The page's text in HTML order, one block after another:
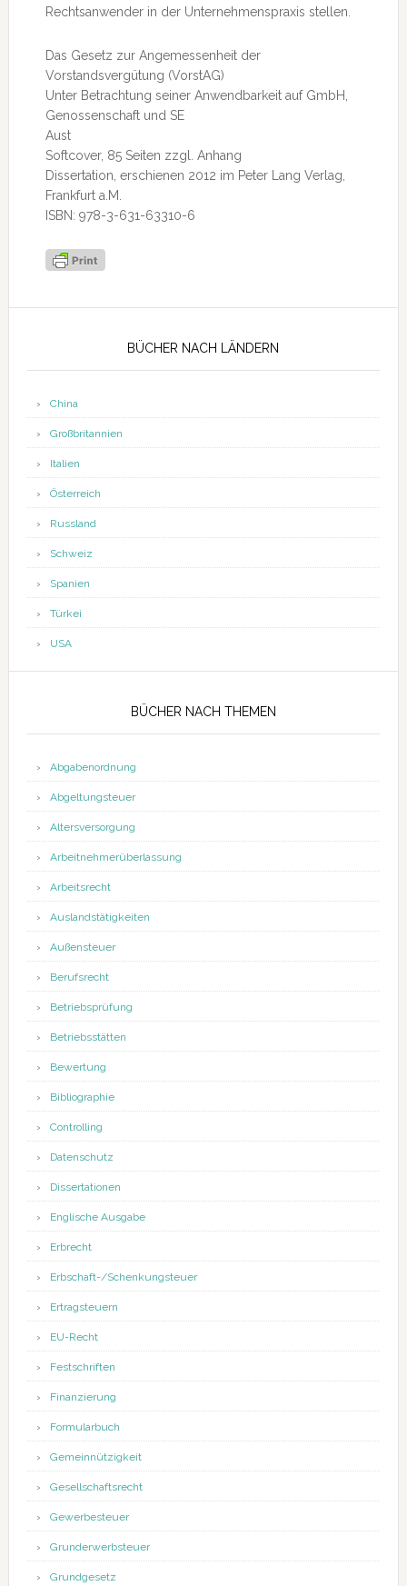
Rechtsanwender in der Unternehmenspraxis stellen.
Das Gesetz zur Angemessenheit der
Vorstandsvergütung (VorstAG)
Unter Betrachtung seiner Anwendbarkeit auf GmbH,
Genossenschaft und SE
Aust
Softcover, 85 Seiten zzgl. Anhang
Dissertation, erschienen 2012 im Peter Lang Verlag,
Frankfurt a.M.
ISBN: 978-3-631-63310-6
BÜCHER NACH LÄNDERN
China
Großbritannien
Italien
Österreich
Russland
Schweiz
Spanien
Türkei
USA
BÜCHER NACH THEMEN
Abgabenordnung
Abgeltungsteuer
Altersversorgung
Arbeitnehmerüberlassung
Arbeitsrecht
Auslandstätigkeiten
Außensteuer
Berufsrecht
Betriebsprüfung
Betriebsstätten
Bewertung
Bibliographie
Controlling
Datenschutz
Dissertationen
Englische Ausgabe
Erbrecht
Erbschaft-/Schenkungsteuer
Ertragsteuern
EU-Recht
Festschriften
Finanzierung
Formularbuch
Gemeinnützigkeit
Gesellschaftsrecht
Gewerbesteuer
Grunderwerbsteuer
Grundgesetz